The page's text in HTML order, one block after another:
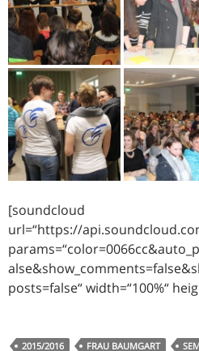
[soundcloud
url=“https://
posts=false“ width=“100%“
2015/2016 FRAU BAUMGART